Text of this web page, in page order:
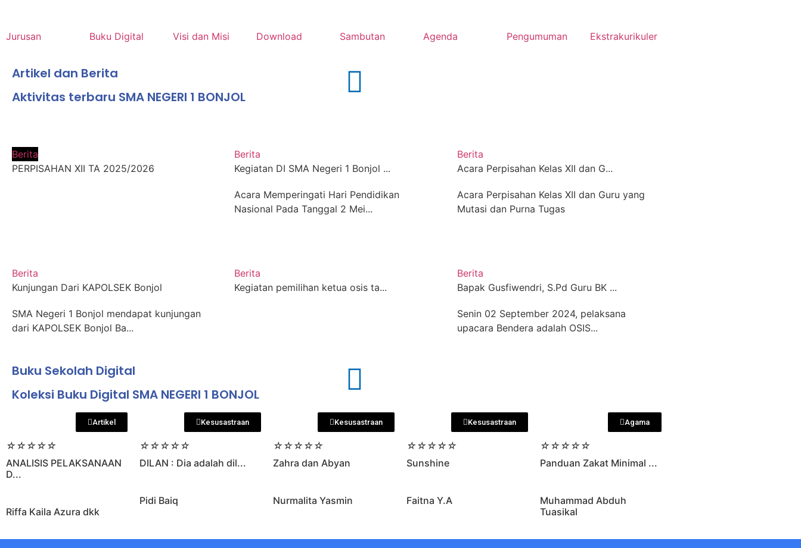
Jurusan Buku Digital Visi dan Misi Download Sambutan Agenda Pengumuman Ekstrakurikuler
Artikel dan Berita
Aktivitas terbaru SMA NEGERI 1 BONJOL
Berita
PERPISAHAN XII TA 2025/2026
Berita
Kegiatan DI SMA Negeri 1 Bonjol ...
Acara Memperingati Hari Pendidikan
Nasional Pada Tanggal 2 Mei...
Berita
Acara Perpisahan Kelas XII dan G...
Acara Perpisahan Kelas XII dan Guru yang
Mutasi dan Purna Tugas
Berita
Kunjungan Dari KAPOLSEK Bonjol
SMA Negeri 1 Bonjol mendapat kunjungan
dari KAPOLSEK Bonjol Ba...
Berita
Kegiatan pemilihan ketua osis ta...
Berita
Bapak Gusfiwendri, S.Pd Guru BK ...
Senin 02 September 2024, pelaksana
upacara Bendera adalah OSIS...
Buku Sekolah Digital
Koleksi Buku Digital SMA NEGERI 1 BONJOL
Artikel
☆☆☆☆☆
ANALISIS PELAKSANAAN
D...
Riffa Kaila Azura dkk
Kesusastraan
☆☆☆☆☆
DILAN : Dia adalah dil...
Pidi Baiq
Kesusastraan
☆☆☆☆☆
Zahra dan Abyan
Nurmalita Yasmin
Kesusastraan
☆☆☆☆☆
Sunshine
Faitna Y.A
Agama
☆☆☆☆☆
Panduan Zakat Minimal ...
Muhammad Abduh
Tuasikal